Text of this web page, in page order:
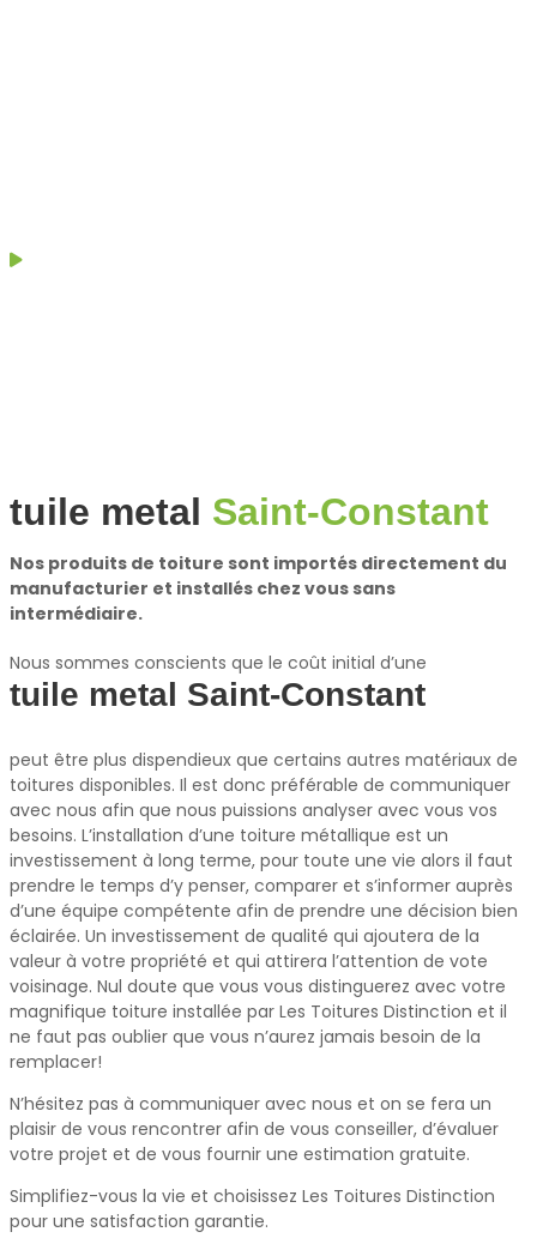
tuile metal Saint-Constant
Nos produits de toiture sont importés directement du
manufacturier et installés chez vous sans
intermédiaire.
Nous sommes conscients que le coût initial d’une
tuile metal Saint-Constant
peut être plus dispendieux que certains autres matériaux de
toitures disponibles. Il est donc préférable de communiquer
avec nous afin que nous puissions analyser avec vous vos
besoins. L’installation d’une toiture métallique est un
investissement à long terme, pour toute une vie alors il faut
prendre le temps d’y penser, comparer et s’informer auprès
d’une équipe compétente afin de prendre une décision bien
éclairée. Un investissement de qualité qui ajoutera de la
valeur à votre propriété et qui attirera l’attention de vote
voisinage. Nul doute que vous vous distinguerez avec votre
magnifique toiture installée par Les Toitures Distinction et il
ne faut pas oublier que vous n’aurez jamais besoin de la
remplacer!
N’hésitez pas à communiquer avec nous et on se fera un
plaisir de vous rencontrer afin de vous conseiller, d’évaluer
votre projet et de vous fournir une estimation gratuite.
Simplifiez-vous la vie et choisissez Les Toitures Distinction
pour une satisfaction garantie.